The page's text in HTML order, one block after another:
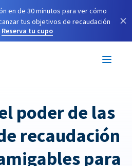
en de 30 minutos para ver cómo
tus objetivos de recaudación
Reserva tu cupo
×
poder de las
recaudación
para